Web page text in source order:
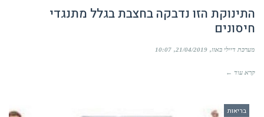
התינוקת הזו נדבקה בחצבת בגלל מתנגדי
חיסונים
מערכת דיילי באזז 21/04/2019
10:07
קרא עוד ←
בריאות